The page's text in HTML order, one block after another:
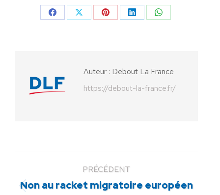
PartagerPartagerPartagerPartagerPartager
Auteur : Debout La France
https://debout-la-france.fr/
PRÉCÉDENT
Article
Non au racket migratoire européen